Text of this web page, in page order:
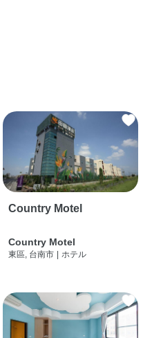
Country Motel
Country Motel
東區, 台南市 | ホテル